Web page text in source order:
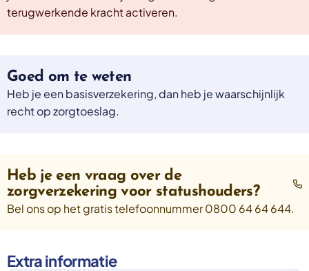
terugwerkende kracht activeren.
Goed om te weten
Heb je een basisverzekering, dan heb je waarschijnlijk
recht op zorgtoeslag.
Heb je een vraag over de
zorgverzekering voor statushouders?
Bel ons op het gratis telefoonnummer 0800 64 64 644.
Extra informatie